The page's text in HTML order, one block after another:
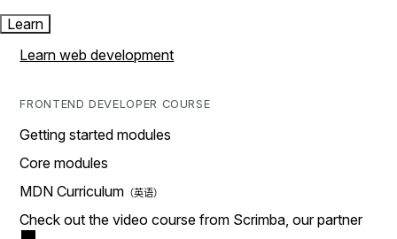
Learn
Learn web development
FRONTEND DEVELOPER COURSE
Getting started modules
Core modules
MDN Curriculum
Check out the video course from Scrimba, our partner